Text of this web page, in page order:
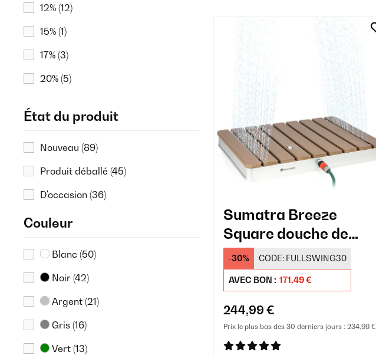
12% (12)
15% (1)
17% (3)
20% (5)
30%(87)
40%(1)
50%(3)
55%(1)
État du produit
Nouveau (89)
Produit déballé (45)
D'occasion (36)
Couleur
Blanc (50)
Noir (42)
Argent (21)
Gris (16)
Vert (13)
Sumatra Breeze
Square douche de
jardin
-30% CODE: FULLSWING30
AVEC BON : 171,49 €
244,99 €
Prix le plus bas des 30 derniers jours : 234,99 €